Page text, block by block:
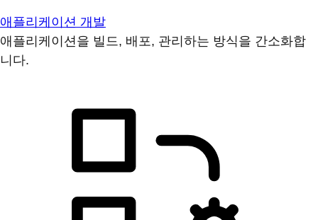
애플리케이션 개발
애플리케이션을 빌드, 배포, 관리하는 방식을 간소화합
니다.